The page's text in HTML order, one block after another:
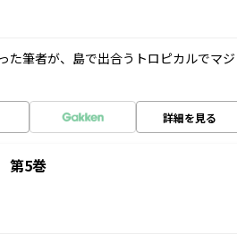
た筆者が、島で出合うトロピカルでマジ
詳細を見る
第5巻